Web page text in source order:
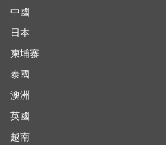
中國
日本
柬埔寨
泰國
澳洲
英國
越南